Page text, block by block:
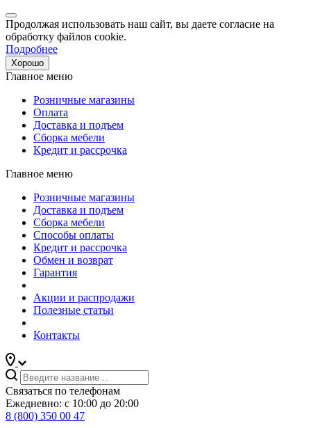
Продолжая использовать наш сайт, вы даете согласие на
обработку файлов cookie.
Подробнее
Хорошо
Главное меню
Розничные магазины
Оплата
Доставка и подъем
Сборка мебели
Кредит и рассрочка
Главное меню
Розничные магазины
Доставка и подъем
Сборка мебели
Способы оплаты
Кредит и рассрочка
Обмен и возврат
Гарантия
Акции и распродажи
Полезные статьи
Контакты
Связаться по телефонам
Ежедневно: с 10:00 до 20:00
8 (800) 350 00 47